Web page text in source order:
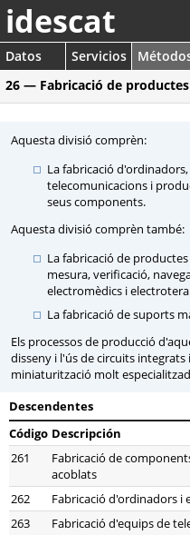
idescat
Datos Servicios
26 — Fabricació de
Aquesta divisió comprèn:
La fabricació
telecomunicacions i
seus components.
Aquesta divisió comprèn també:
La fabricació de
mesura, verificació,
electromèdics i
La fabricació de suports
Els processos de producció
disseny i l'ús de circuits
miniaturització molt
Descendentes
Código Descripción
261
Fabricació de
acoblats
262
Fabricació d'ordinadors i
263
Fabricació d'equips de